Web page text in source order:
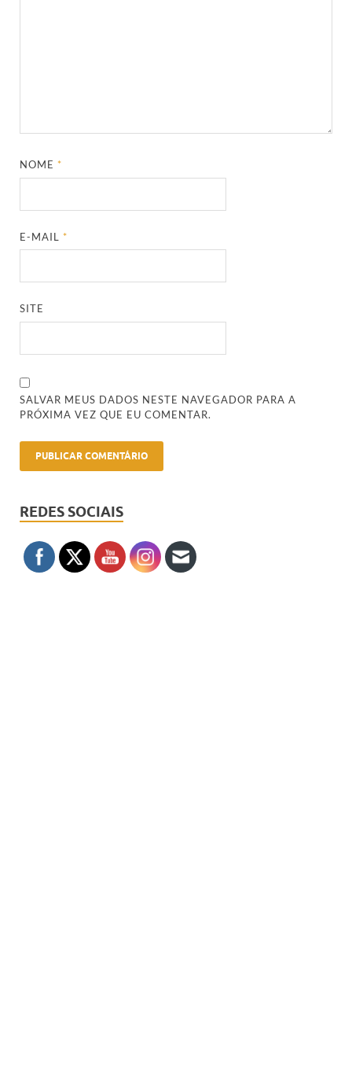
NOME*
E-MAIL*
SITE
SALVAR MEUS DADOS NESTE NAVEGADOR PARA A
PRÓXIMA VEZ QUE EU COMENTAR.
REDES SOCIAIS